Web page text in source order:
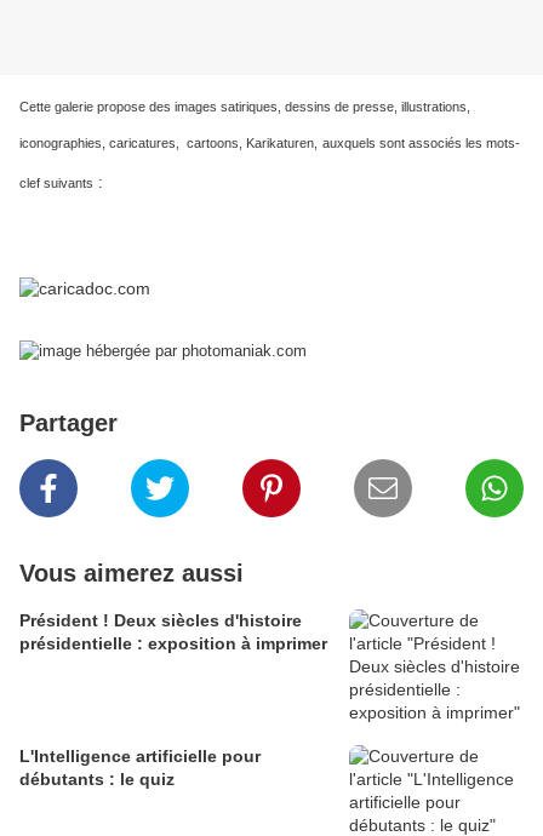
Cette galerie propose des images satiriques, dessins de presse, illustrations,
iconographies, caricatures, cartoons, Karikaturen, auxquels sont associés les mots-
clef suivants :
Partager
Vous aimerez aussi
Président ! Deux siècles d'histoire
présidentielle : exposition à imprimer
L'Intelligence artificielle pour
débutants : le quiz